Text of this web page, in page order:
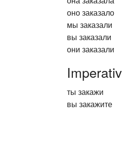
оно заказало
мы заказали
вы заказали
они заказали
Imperativ
ты закажи
вы закажите